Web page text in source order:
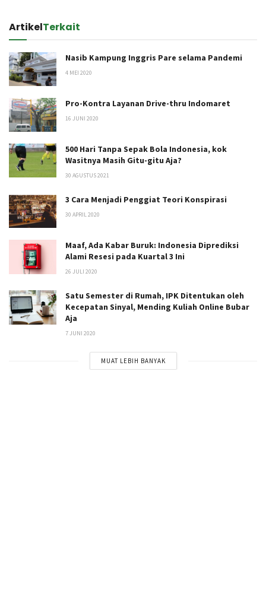
ArtikelTerkait
Nasib Kampung Inggris Pare selama Pandemi
4 MEI 2020
Pro-Kontra Layanan Drive-thru Indomaret
16 JUNI 2020
500 Hari Tanpa Sepak Bola Indonesia, kok
Wasitnya Masih Gitu-gitu Aja?
30 AGUSTUS 2021
3 Cara Menjadi Penggiat Teori Konspirasi
30 APRIL 2020
Maaf, Ada Kabar Buruk: Indonesia Diprediksi
Alami Resesi pada Kuartal 3 Ini
26 JULI 2020
Satu Semester di Rumah, IPK Ditentukan oleh
Kecepatan Sinyal, Mending Kuliah Online Bubar
Aja
7 JUNI 2020
MUAT LEBIH BANYAK